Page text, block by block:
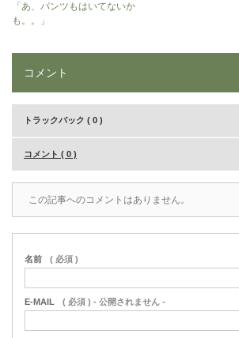
「あ、パンツもはいてないか
も。。」
コメント
トラックバック ( 0 )
コメント ( 0 )
この記事へのコメントはありません。
名前 ( 必須 )
E-MAIL ( 必須 ) - 公開されません -